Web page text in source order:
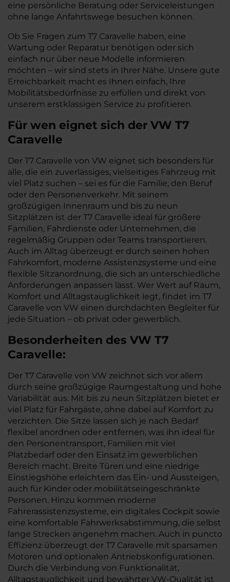
eine persönliche Beratung oder Serviceleistungen
ohne lange Anfahrtswege besuchen können.
Ob Sie Fragen zum T7 Caravelle haben, eine
Wartung oder Reparatur benötigen oder sich
einfach nur über neue Modelle informieren
möchten – wir sind stets in Ihrer Nähe. Unsere gute
Erreichbarkeit macht es Ihnen einfach, Ihre
Mobilitätsbedürfnisse zu erfüllen und direkt von
unserem erstklassigen Service zu profitieren.
Für wen eignet sich der VW T7
Caravelle
Der T7 Caravelle von VW eignet sich besonders für
alle, die ein zuverlässiges, vielseitiges Fahrzeug mit
viel Platz suchen – sei es für die Familie, den Beruf
oder den Personenverkehr. Mit seinem
großzügigen Innenraum und bis zu neun
Sitzplätzen ist der T7 Caravelle ideal für größere
Familien, Fahrdienste oder Unternehmen, die
regelmäßig Gruppen oder Teams transportieren.
Auch im Alltag überzeugt er durch seinen hohen
Fahrkomfort, moderne Assistenzsysteme und eine
flexible Sitzanordnung, die sich an unterschiedliche
Anforderungen anpassen lässt. Wer Wert auf Raum,
Komfort und Alltagstauglichkeit legt, findet im T7
Caravelle von VW einen durchdachten Begleiter für
jede Situation – ob privat oder gewerblich.
Besonderheiten des VW T7
Caravelle:
Der T7 Caravelle von VW zeichnet sich vor allem
durch seine großzügige Raumgestaltung und hohe
Variabilität aus. Mit bis zu neun Sitzplätzen bietet er
viel Platz für Fahrgäste, ohne dabei auf Komfort zu
verzichten. Die Sitze lassen sich je nach Bedarf
flexibel anordnen oder entfernen, was ihn ideal für
den Personentransport, Familien mit viel
Platzbedarf oder den Einsatz im gewerblichen
Bereich macht. Breite Türen und eine niedrige
Einstiegshöhe erleichtern das Ein- und Aussteigen,
auch für Kinder oder mobilitätseingeschränkte
Personen. Hinzu kommen moderne
Fahrerassistenzsysteme, ein digitales Cockpit sowie
eine komfortable Fahrwerksabstimmung, die selbst
lange Strecken angenehm machen. Auch in puncto
Effizienz überzeugt der T7 Caravelle mit sparsamen
Motoren und optionalen Antriebskonfigurationen.
Durch die Verbindung von Funktionalität,
Alltagstauglichkeit und bewährter VW-Qualität ist